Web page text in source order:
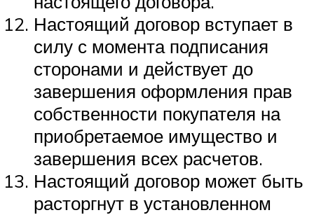
Настоящий договор вступает в
силу с момента подписания
сторонами и действует до
завершения оформления прав
собственности покупателя на
приобретаемое имущество и
завершения всех расчетов.
Настоящий договор может быть
расторгнут в установленном